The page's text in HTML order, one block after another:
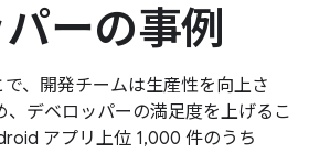
ーの事例
、開発チームは生産性を向上さ
、デベロッパーの満足度を上げるこ
アプリ上位 1,000 件のうち